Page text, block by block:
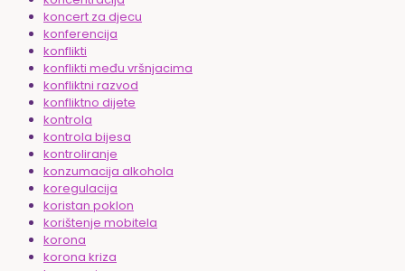
koncert za djecu
konferencija
konflikti
konflikti među vršnjacima
konfliktni razvod
konfliktno dijete
kontrola
kontrola bijesa
kontroliranje
konzumacija alkohola
koregulacija
koristan poklon
korištenje mobitela
korona
korona kriza